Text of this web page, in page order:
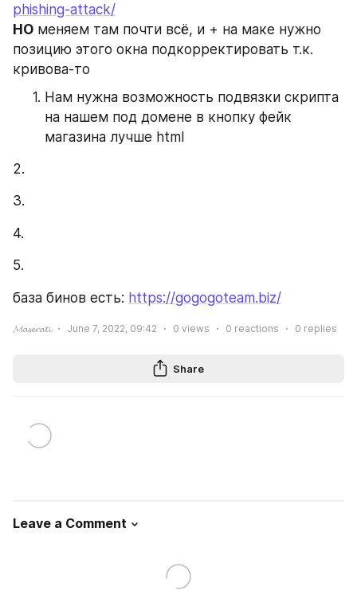
phishing-attack/
НО меняем там почти всё, и + на маке нужно
позицию этого окна подкорректировать т.к.
кривова-то
Нам нужна возможность подвязки скрипта
на нашем под домене в кнопку фейк
магазина лучше html
2.
3.
4.
5.
база бинов есть: https://gogogoteam.biz/
𝓜𝓪𝓼𝓮𝓻𝓪𝓽𝓲 June 7, 2022, 09:42 0 views 0 reactions 0 replies
Share
Leave a Comment